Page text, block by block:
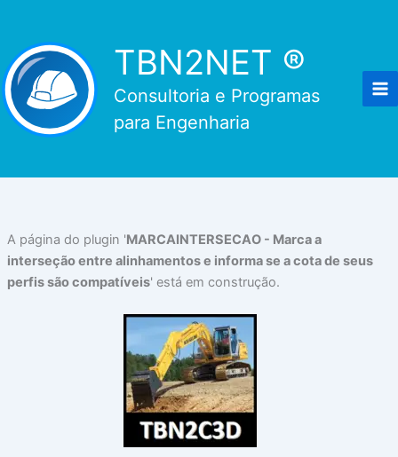
conteúdo
TBN2NET ®
Consultoria e Programas
para Engenharia
A página do plugin 'MARCAINTERSECAO - Marca a
interseção entre alinhamentos e informa se a cota de seus
perfis são compatíveis' está em construção.